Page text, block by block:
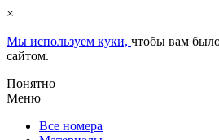
×
Мы используем куки, чтобы вам
сайтом.
Понятно
Меню
Все номера